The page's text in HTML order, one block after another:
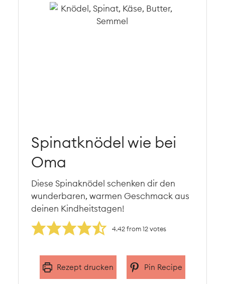
Spinatknödel wie bei
Oma
Diese Spinaknödel schenken dir den
wunderbaren, warmen Geschmack aus
deinen Kindheitstagen!
4.42from12votes
Rezept drucken Pin Recipe